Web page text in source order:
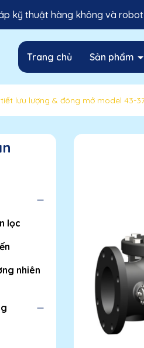
kỹ thuật hàng không và
Trang chủ Sản phẩm
lưu lượng & đóng mở model 43-
lọc
nhiên